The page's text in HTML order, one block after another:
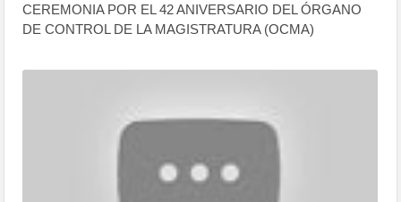
CEREMONIA POR EL 42 ANIVERSARIO DEL ÓRGANO
DE CONTROL DE LA MAGISTRATURA (OCMA)